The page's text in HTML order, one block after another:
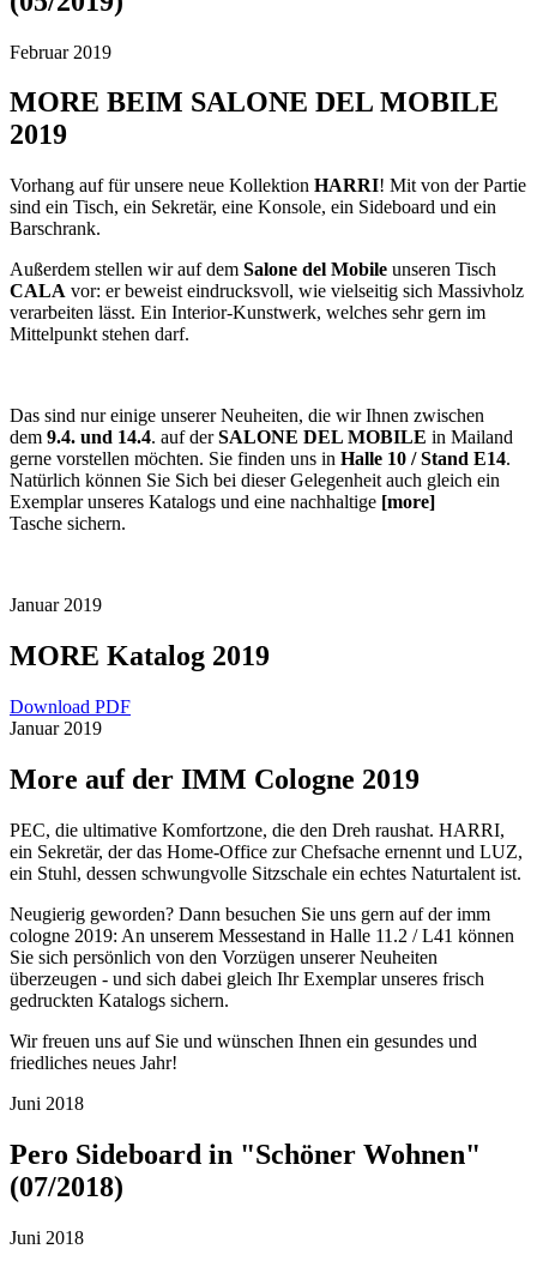
Februar 2019
MORE BEIM SALONE DEL MOBILE
2019
Vorhang auf für unsere neue Kollektion HARRI! Mit von der Partie
sind ein Tisch, ein Sekretär, eine Konsole, ein Sideboard und ein
Barschrank.
Außerdem stellen wir auf dem Salone del Mobile unseren Tisch
CALA vor: er beweist eindrucksvoll, wie vielseitig sich Massivholz
verarbeiten lässt. Ein Interior-Kunstwerk, welches sehr gern im
Mittelpunkt stehen darf.
Das sind nur einige unserer Neuheiten, die wir Ihnen zwischen
dem 9.4. und 14.4. auf derSALONE DEL MOBILE in Mailand
gerne vorstellen möchten. Sie finden uns in Halle 10 / Stand E14.
Natürlich können Sie Sich bei dieser Gelegenheit auch gleich ein
Exemplar unseres Katalogs und eine nachhaltige [more]
Tasche sichern.
Januar 2019
MORE Katalog 2019
Download PDF
Januar 2019
More auf der IMM Cologne 2019
PEC, die ultimative Komfortzone, die den Dreh raushat. HARRI,
ein Sekretär, der das Home-Office zur Chefsache ernennt und LUZ,
ein Stuhl, dessen schwungvolle Sitzschale ein echtes Naturtalent ist.
Neugierig geworden? Dann besuchen Sie uns gern auf der imm
cologne 2019: An unserem Messestand in Halle 11.2 / L41 können
Sie sich persönlich von den Vorzügen unserer Neuheiten
überzeugen - und sich dabei gleich Ihr Exemplar unseres frisch
gedruckten Katalogs sichern.
Wir freuen uns auf Sie und wünschen Ihnen ein gesundes und
friedliches neues Jahr!
Juni 2018
Pero Sideboard in "Schöner Wohnen"
(07/2018)
Juni 2018